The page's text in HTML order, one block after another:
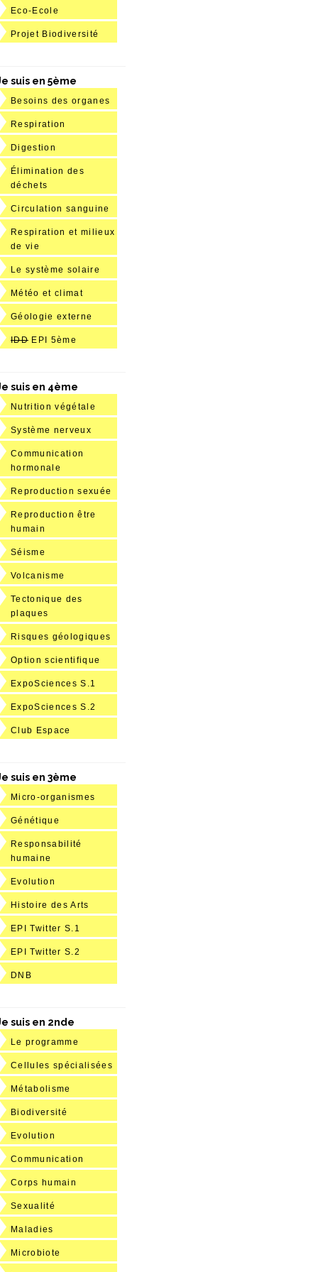
Eco-Ecole
Projet Biodiversité
suis en 5ème
Besoins des organes
Respiration
Digestion
Élimination des
déchets
Circulation sanguine
Respiration et milieux
de vie
Le système solaire
Météo et climat
Géologie externe
IDD EPI 5ème
suis en 4ème
Nutrition végétale
Système nerveux
Communication
hormonale
Reproduction sexuée
Reproduction être
humain
Séisme
Volcanisme
Tectonique des
plaques
Risques géologiques
Option scientifique
ExpoSciences S.1
ExpoSciences S.2
Club Espace
suis en 3ème
Micro-organismes
Génétique
Responsabilité
humaine
Evolution
Histoire des Arts
EPI Twitter S.1
EPI Twitter S.2
DNB
suis en 2nde
Le programme
Cellules spécialisées
Métabolisme
Biodiversité
Evolution
Communication
Corps humain
Sexualité
Maladies
Microbiote